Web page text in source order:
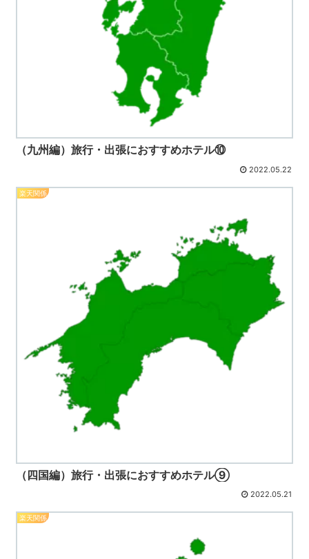
（九州編）旅行・出張におすすめホテル⑩
2022.05.22
楽天関係
（四国編）旅行・出張におすすめホテル⑨
2022.05.21
楽天関係